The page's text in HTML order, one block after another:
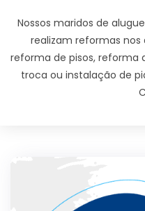
Nossos maridos de
realizam reformas
reforma de pisos, reforma
troca ou instalação de